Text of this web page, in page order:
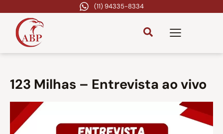
(11) 94335-8334
123 Milhas – Entrevista ao vivo